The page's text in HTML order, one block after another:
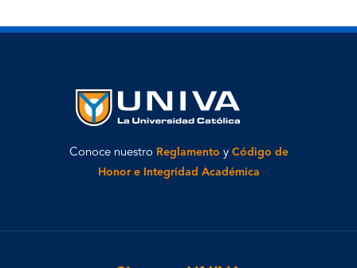
Conoce nuestro Reglamento y Código de
Honor e Integridad Académica